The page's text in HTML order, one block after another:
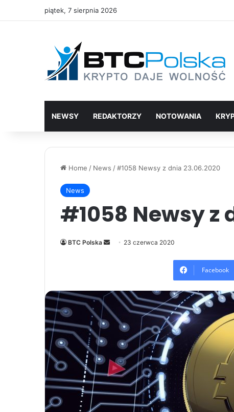
piątek, 7 sierpnia 2026
NEWSY REDAKTORZY NOTOWANIA
Home / News /#1058 Newsy z dnia 23.06.2020
News
#1058 Newsy z
BTC Polska
Send 23 czerwca 2020
Facebook